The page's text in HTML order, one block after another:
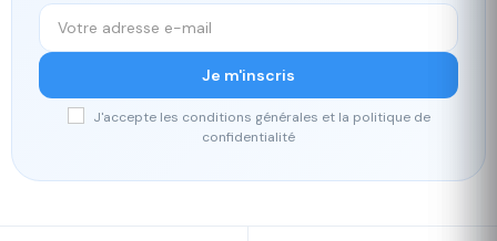
Je m'inscris
J'accepte les conditions générales et la politique de
confidentialité